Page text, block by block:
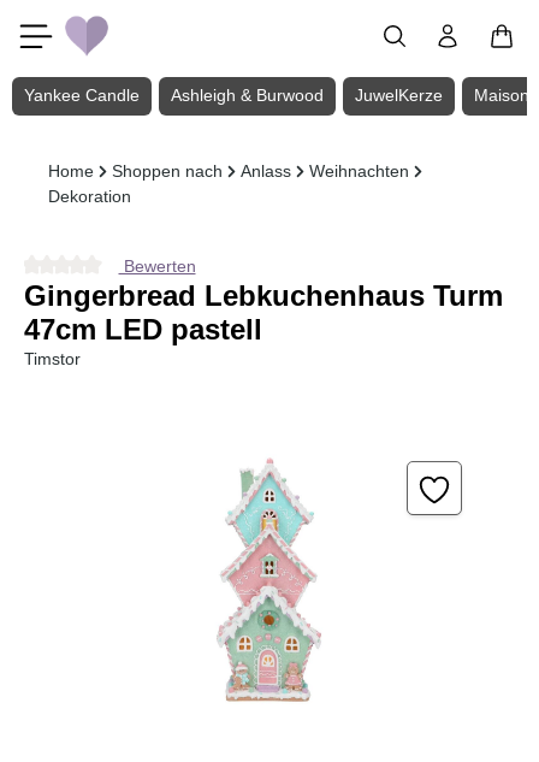
Zum Hauptinhalt springen
Yankee Candle Ashleigh & Burwood JuwelKerze Maison
Home Shoppen nach Anlass
Weihnachten
Dekoration
Durchschnittliche Bewertung von 0 von 5 Sternen
Bewerten
Gingerbread Lebkuchenhaus Turm
47cm LED pastell
Timstor